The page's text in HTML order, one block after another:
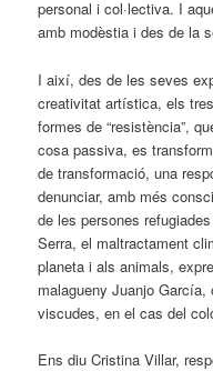
personal i col·lectiva. I
amb modèstia i des de la
I així, des de les seves
creativitat artística, els
formes de “resistència”,
cosa passiva, es
de transformació, una
denunciar, amb més
de les persones
Serra, el maltractament
planeta i als animals,
malagueny Juanjo
viscudes, en el cas del
Ens diu Cristina Villar,